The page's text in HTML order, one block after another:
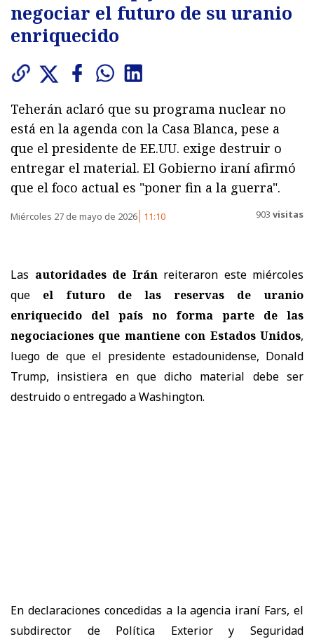
negociar el futuro de su uranio
enriquecido
Teherán aclaró que su programa nuclear no
está en la agenda con la Casa Blanca, pese a
que el presidente de EE.UU. exige destruir o
entregar el material. El Gobierno iraní afirmó
que el foco actual es "poner fin a la guerra".
Miércoles 27 de mayo de 2026 11:10 903 visitas
Las autoridades de Iránreiteraron este miércoles
que el futuro de las reservas de uranio
enriquecido del país no forma parte de las
negociaciones que mantiene con Estados Unidos,
luego de que el presidente estadounidense, Donald
Trump, insistiera en que dicho material debe ser
destruido o entregado a Washington.
En declaraciones concedidas a la agencia iraní Fars, el
subdirector de Política Exterior y Seguridad